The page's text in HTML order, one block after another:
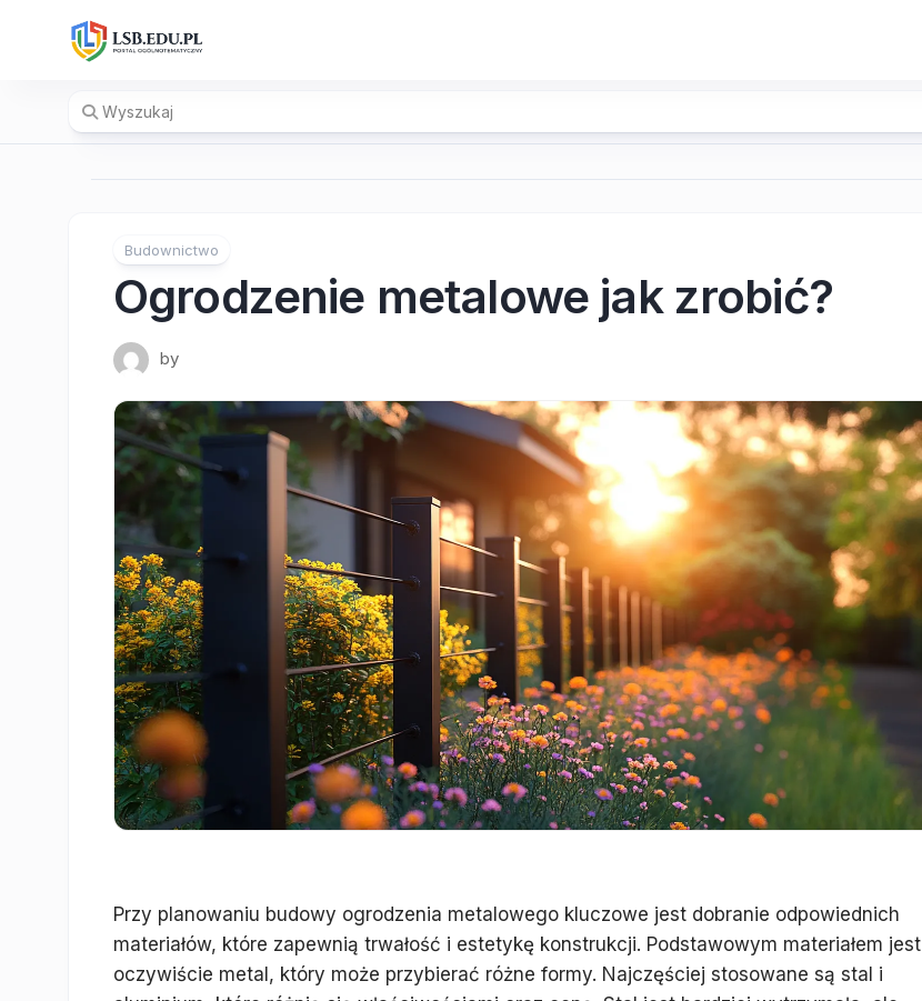
Budownictwo
Ogrodzenie metalowe jak zrobić?
by
Przy planowaniu budowy ogrodzenia metalowego kluczowe jest dobranie odpowiednich
materiałów, które zapewnią trwałość i estetykę konstrukcji. Podstawowym materiałem jest
oczywiście metal, który może przybierać różne formy. Najczęściej stosowane są stal i